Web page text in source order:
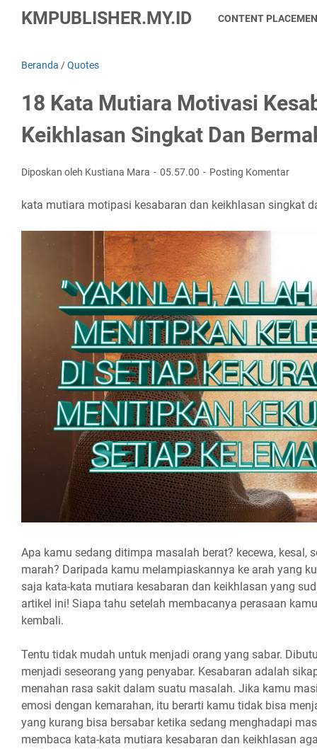
KMPUBLISHER.MY.ID CONTENT
Beranda /Quotes
18 Kata Mutiara Motivasi
Keikhlasan Singkat Dan
Diposkan oleh Kustiana Mara 05.57.00 Posting Komentar
kata mutiara motipasi kesabaran dan keikhlasan singkat
Apa kamu sedang ditimpa masalah berat? kecewa, kesal,
marah? Daripada kamu melampiaskannya ke arah yang
saja kata-kata mutiara kesabaran dan keikhlasan yang
artikel ini! Siapa tahu setelah membacanya perasaan
kembali.
Tentu tidak mudah untuk menjadi orang yang sabar.
menjadi seseorang yang penyabar. Kesabaran adalah
menahan rasa sakit dalam suatu masalah. Jika kamu
emosi dengan kemarahan, itu berarti kamu tidak bisa
yang kurang bisa bersabar ketika sedang menghadapi
membaca kata-kata mutiara kesabaran dan keikhlasan